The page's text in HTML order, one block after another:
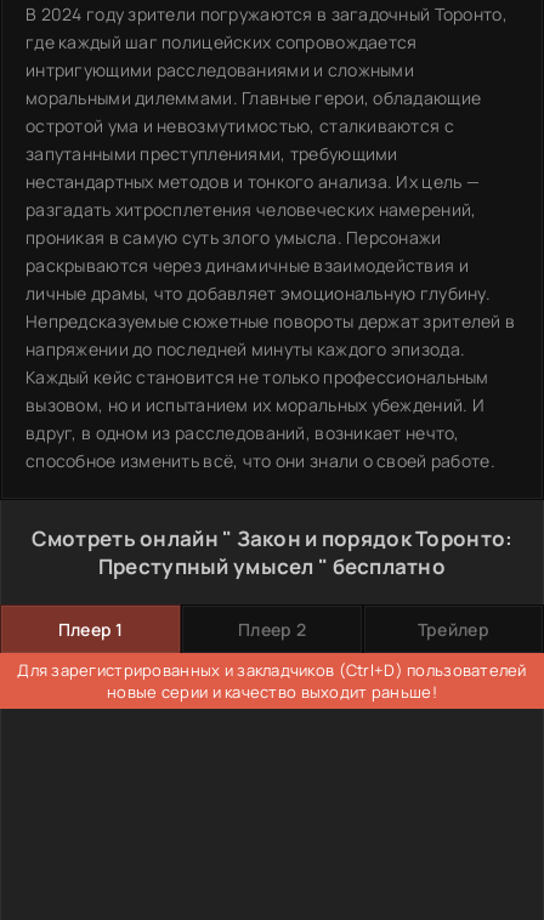
В 2024 году зрители погружаются в загадочный Торонто,
где каждый шаг полицейских сопровождается
интригующими расследованиями и сложными
моральными дилеммами. Главные герои, обладающие
остротой ума и невозмутимостью, сталкиваются с
запутанными преступлениями, требующими
нестандартных методов и тонкого анализа. Их цель —
разгадать хитросплетения человеческих намерений,
проникая в самую суть злого умысла. Персонажи
раскрываются через динамичные взаимодействия и
личные драмы, что добавляет эмоциональную глубину.
Непредсказуемые сюжетные повороты держат зрителей в
напряжении до последней минуты каждого эпизода.
Каждый кейс становится не только профессиональным
вызовом, но и испытанием их моральных убеждений. И
вдруг, в одном из расследований, возникает нечто,
способное изменить всё, что они знали о своей работе.
Смотреть онлайн " Закон и порядок Торонто:
Преступный умысел " бесплатно
Плеер 1 Плеер 2 Трейлер
Для зарегистрированных и закладчиков (Ctrl+D) пользователей
новые серии и качество выходит раньше!